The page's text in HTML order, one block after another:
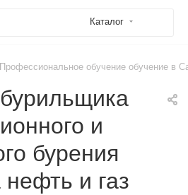
Каталог
Профессиональное обучение обучение в
и
бурения
и газ